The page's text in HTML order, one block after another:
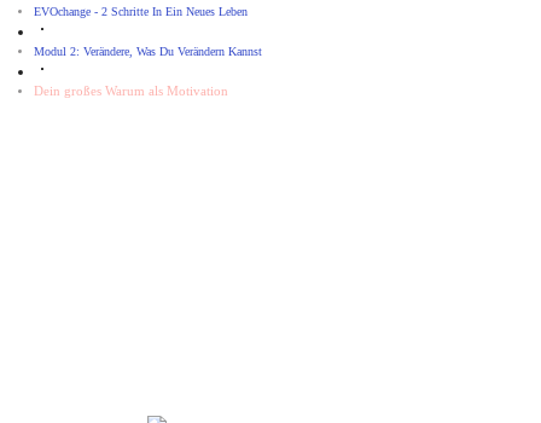
EVOchange - 2 Schritte In Ein Neues Leben
Modul 2: Verändere, Was Du Verändern Kannst
Dein großes Warum als Motivation